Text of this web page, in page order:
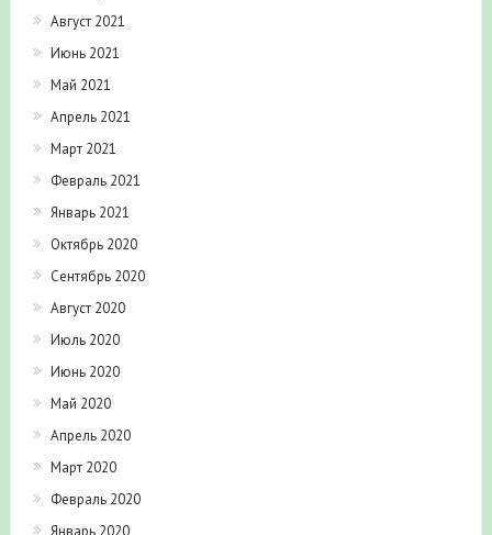
Август 2021
Июнь 2021
Май 2021
Апрель 2021
Март 2021
Февраль 2021
Январь 2021
Октябрь 2020
Сентябрь 2020
Август 2020
Июль 2020
Июнь 2020
Май 2020
Апрель 2020
Март 2020
Февраль 2020
Январь 2020